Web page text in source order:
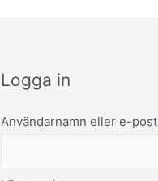
Logga in
Användarnamn eller e-post